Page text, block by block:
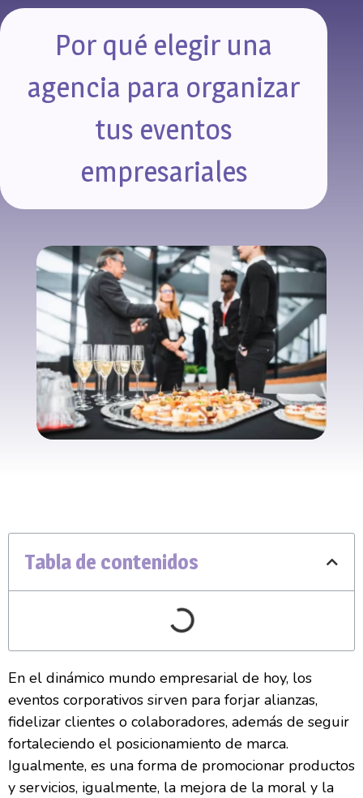
Por qué elegir una
agencia para organizar
tus eventos
empresariales
Tabla de contenidos
En el dinámico mundo empresarial de hoy, los
eventos corporativos sirven para forjar alianzas,
fidelizar clientes o colaboradores, además de seguir
fortaleciendo el posicionamiento de marca.
Igualmente, es una forma de promocionar productos
y servicios, igualmente, la mejora de la moral y la